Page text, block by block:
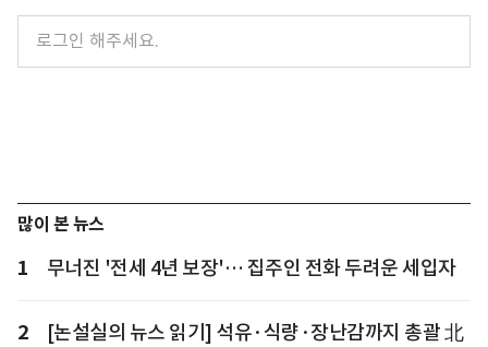
많이 본 뉴스
1 무너진 '전세 4년 보장'… 집주인 전화 두려운 세입자
2
[논설실의 뉴스 읽기] 석유·식량·장난감까지 총괄 北